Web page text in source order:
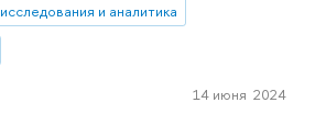
исследования и аналитика
14 июня 2024